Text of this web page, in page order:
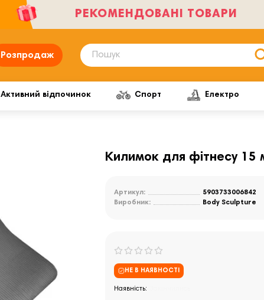
РЕКОМЕНДОВАНІ ТОВАРИ
Розпродаж
Активний відпочинок Спорт Електро
Килимок для фітнесу 15
Артикул:
5903733006842
Виробник:
Body Sculpture
НЕ В НАЯВНОСТІ